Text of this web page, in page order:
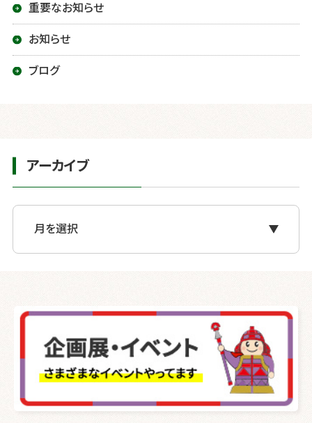
ン 重要なお知らせ
お知らせ
ブログ
アーカイブ